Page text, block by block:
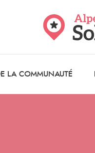
LA COMMUNAUTÉ